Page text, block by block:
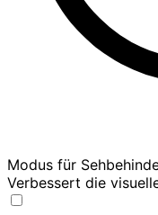
Modus für
Verbessert die